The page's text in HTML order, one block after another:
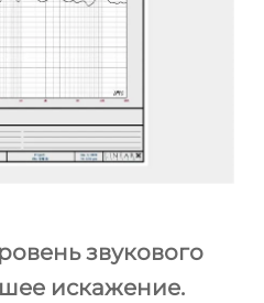
звукового
искажение.